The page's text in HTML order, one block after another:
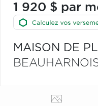
1 920 $ par
MAISON DE